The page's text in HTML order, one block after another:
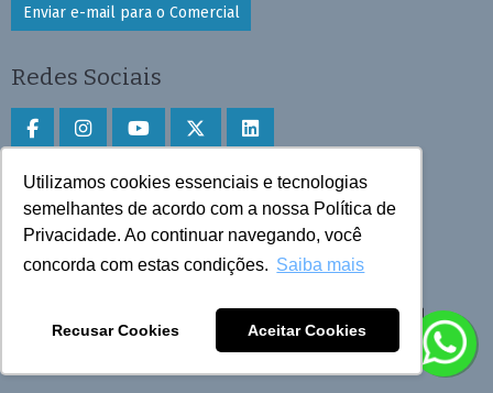
Utilizamos cookies essenciais e tecnologias
semelhantes de acordo com a nossa Política de
Privacidade. Ao continuar navegando, você
concorda com estas condições. Saiba mais
Recusar Cookies Aceitar Cookies
Enviar e-mail para o Comercial
Redes Sociais
Faça download do aplicativo
Play Store e App Store
Todos os direitos reservados © 2025 Cruzeiro do Sul